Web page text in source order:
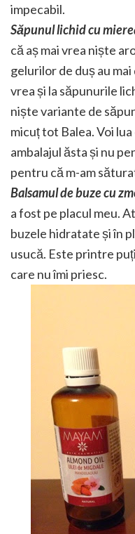
impecabil.
Săpunul lichid cu
că aș mai vrea niște
gelurilor de duș au
vrea și la săpunurile
niște variante de
micuț tot Balea. Voi
ambalajul ăsta și nu
pentru că m-am
Balsamul de buze cu
a fost pe placul meu.
buzele hidratate și în
usucă. Este printre
care nu îmi priesc.